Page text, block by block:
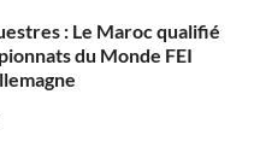
: Le Maroc qualifié
du Monde FEI